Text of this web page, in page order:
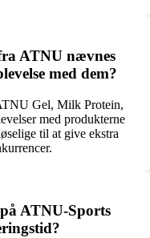
ATNU nævnes
med dem?
Gel, Milk Protein,
med produkterne
til at give ekstra
ATNU-Sports